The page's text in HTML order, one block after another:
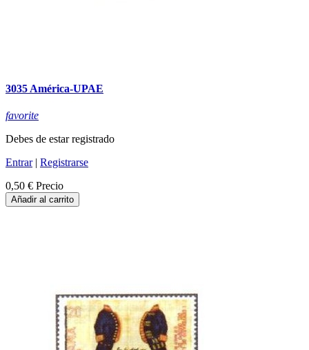
3035 América-UPAE
favorite
Debes de estar registrado
Entrar| Registrarse
0,50 € Precio
Añadir al carrito